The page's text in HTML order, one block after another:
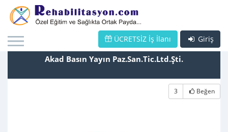
Giriş
ÜCRETSİZ İş İlanı
Akad Basın Yayın Paz.San.Tic.Ltd.Şti.
3 Beğen